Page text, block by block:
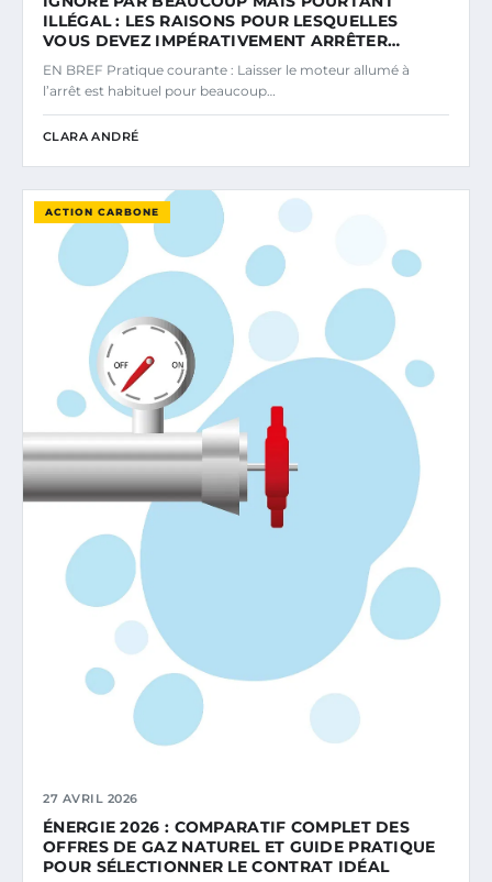
ILLÉGAL : LES RAISONS POUR LESQUELLES
VOUS DEVEZ IMPÉRATIVEMENT ARRÊTER…
EN BREF Pratique courante : Laisser le moteur allumé à
l’arrêt est habituel pour beaucoup…
CLARA ANDRÉ
ACTION CARBONE
27 AVRIL 2026
ÉNERGIE 2026 : COMPARATIF COMPLET DES
OFFRES DE GAZ NATUREL ET GUIDE PRATIQUE
POUR SÉLECTIONNER LE CONTRAT IDÉAL